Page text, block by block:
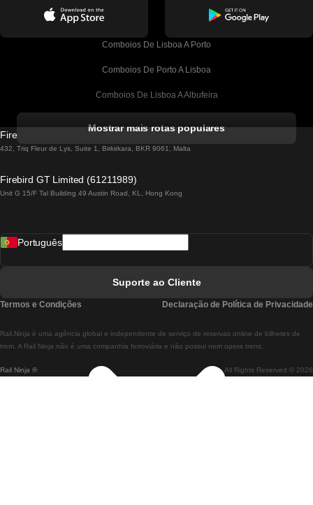
Comboios De Lisboa A Porto
Comboios De Porto A Lisboa
Comboios De Lisboa A Albufeira
Comboios De Lisboa A Lagos
Comboios De Lisboa A Madrid
Comboios De Lisboa A Braga
Comboios De Braga A Lisboa
Mostrar mais rotas populares
Firebird GT Limited (OC 1451)
432, Triq Fleur de Lys, Suite 1, Birkirkara, BKR 9061, Malta
Firebird GT Limited (61211989)
Unit G 15/F Tal Building 49 Austin Road, KL, Hong Kong
Rail Ninja ® All Rights Reserved © 2026
Rail.Ninja é uma agência global e independente de serviço de reservas online de bilhetes de
trem. A Rail Ninja não é uma companhia ferroviária e não possui nem opera trens.
Português
Suporte ao Cliente
Termos e Condições Declaração de Política de Privacidade